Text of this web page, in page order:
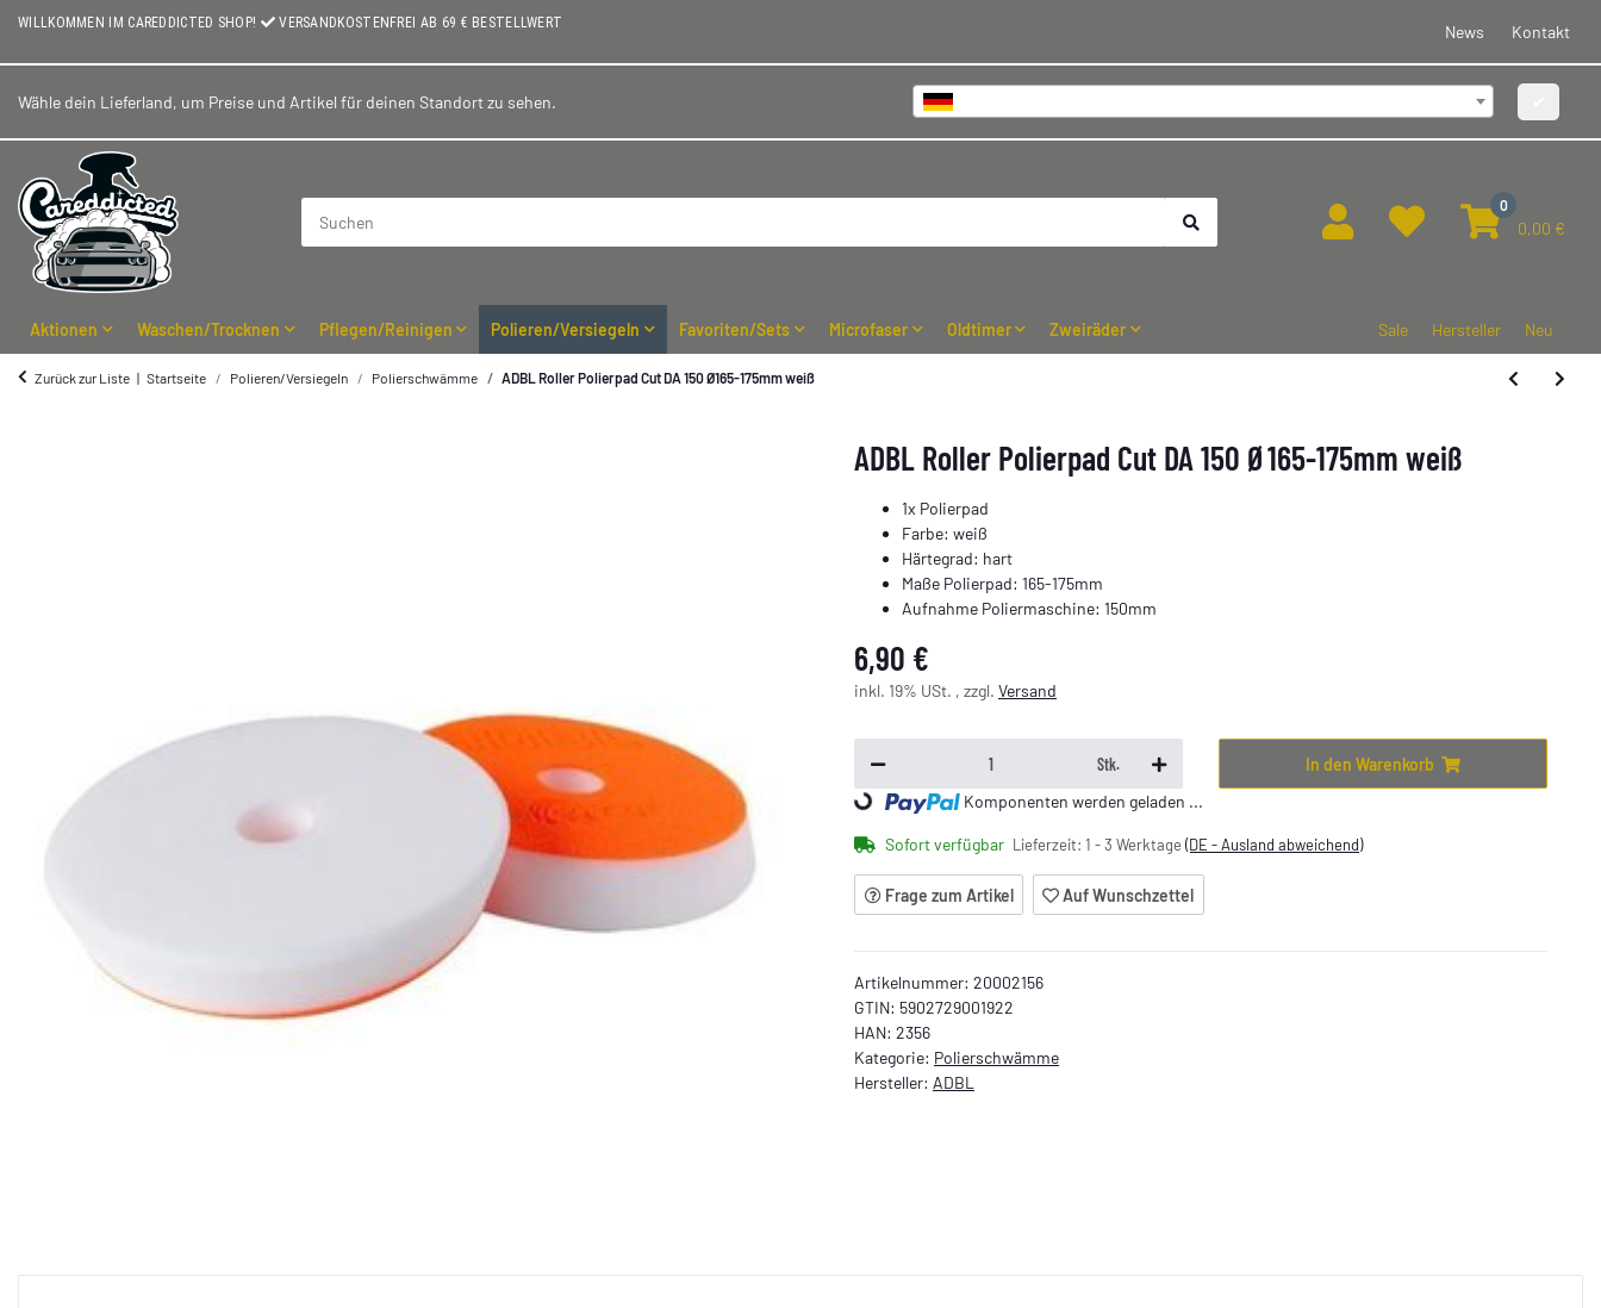
News Kontakt
WILLKOMMEN IM CAREDDICTED SHOP! VERSANDKOSTENFREI AB 69 € BESTELLWERT
Wähle dein Lieferland, um Preise und Artikel für deinen Standort zu sehen.
0
0,00 €
Aktionen Waschen/Trocknen Pflegen/Reinigen Polieren/Versiegeln Favoriten/Sets Microfaser Oldtimer Zweiräder Sale Hersteller Neu
Zurück zur Liste Startseite Polieren/Versiegeln Polierschwämme ADBL Roller Polierpad Cut DA 150 Ø165-175mm weiß
ADBL Roller Polierpad Cut DA 150 Ø165-175mm weiß
1x Polierpad
Farbe: weiß
Härtegrad: hart
Maße Polierpad: 165-175mm
Aufnahme Poliermaschine: 150mm
6,90 €
inkl. 19% USt. , zzgl. Versand
Stk. In den Warenkorb
Loading... Komponenten werden geladen ...
Sofort verfügbar Lieferzeit: 1 - 3 Werktage (DE - Ausland abweichend)
Frage zum Artikel Auf Wunschzettel
Artikelnummer: 20002156
GTIN: 5902729001922
HAN: 2356
Kategorie: Polierschwämme
Hersteller: ADBL